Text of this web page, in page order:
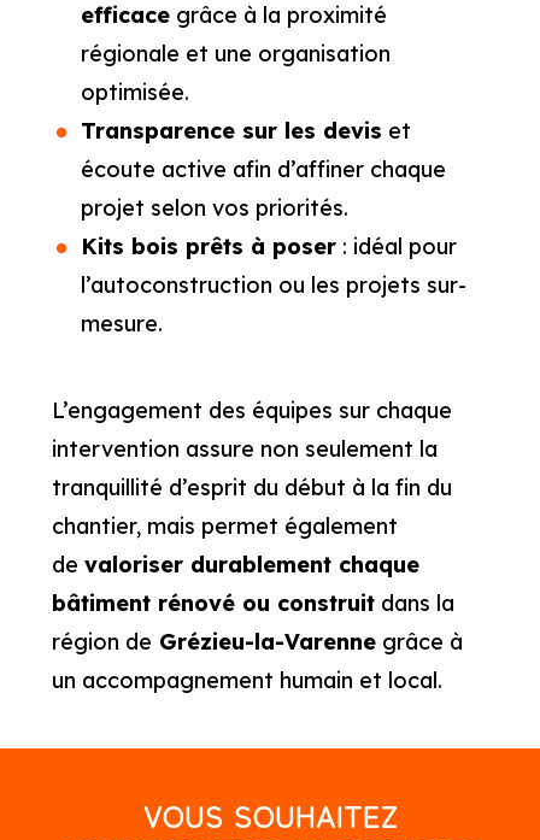
efficacegrâce à la proximité
régionale et une organisation
optimisée.
Transparence sur les devis et
écoute active afin d’affiner chaque
projet selon vos priorités.
Kits bois prêts à poser: idéal pour
l’autoconstruction ou les projets sur-
mesure.
L’engagement des équipes sur chaque
intervention assure non seulement la
tranquillité d’esprit du début à la fin du
chantier, mais permet également
de valoriser durablement chaque
bâtiment rénové ou construitdans la
région de Grézieu-la-Varennegrâce à
un accompagnement humain et local.
VOUS SOUHAITEZ